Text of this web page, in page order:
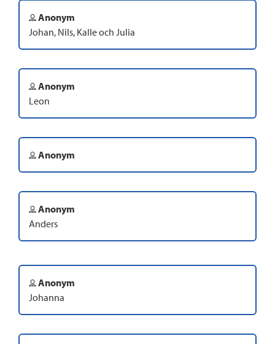
Anonym
Johan, Nils, Kalle och Julia
Anonym
Leon
Anonym
Anonym
Anders
Anonym
Johanna